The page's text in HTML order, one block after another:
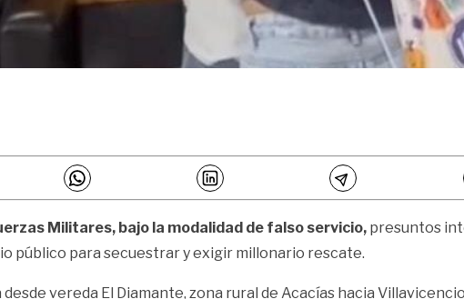
Militares, bajo la modalidad de falso servicio, presuntos
público para secuestrar y exigir millonario rescate.
vereda El Diamante, zona rural de Acacías hacia